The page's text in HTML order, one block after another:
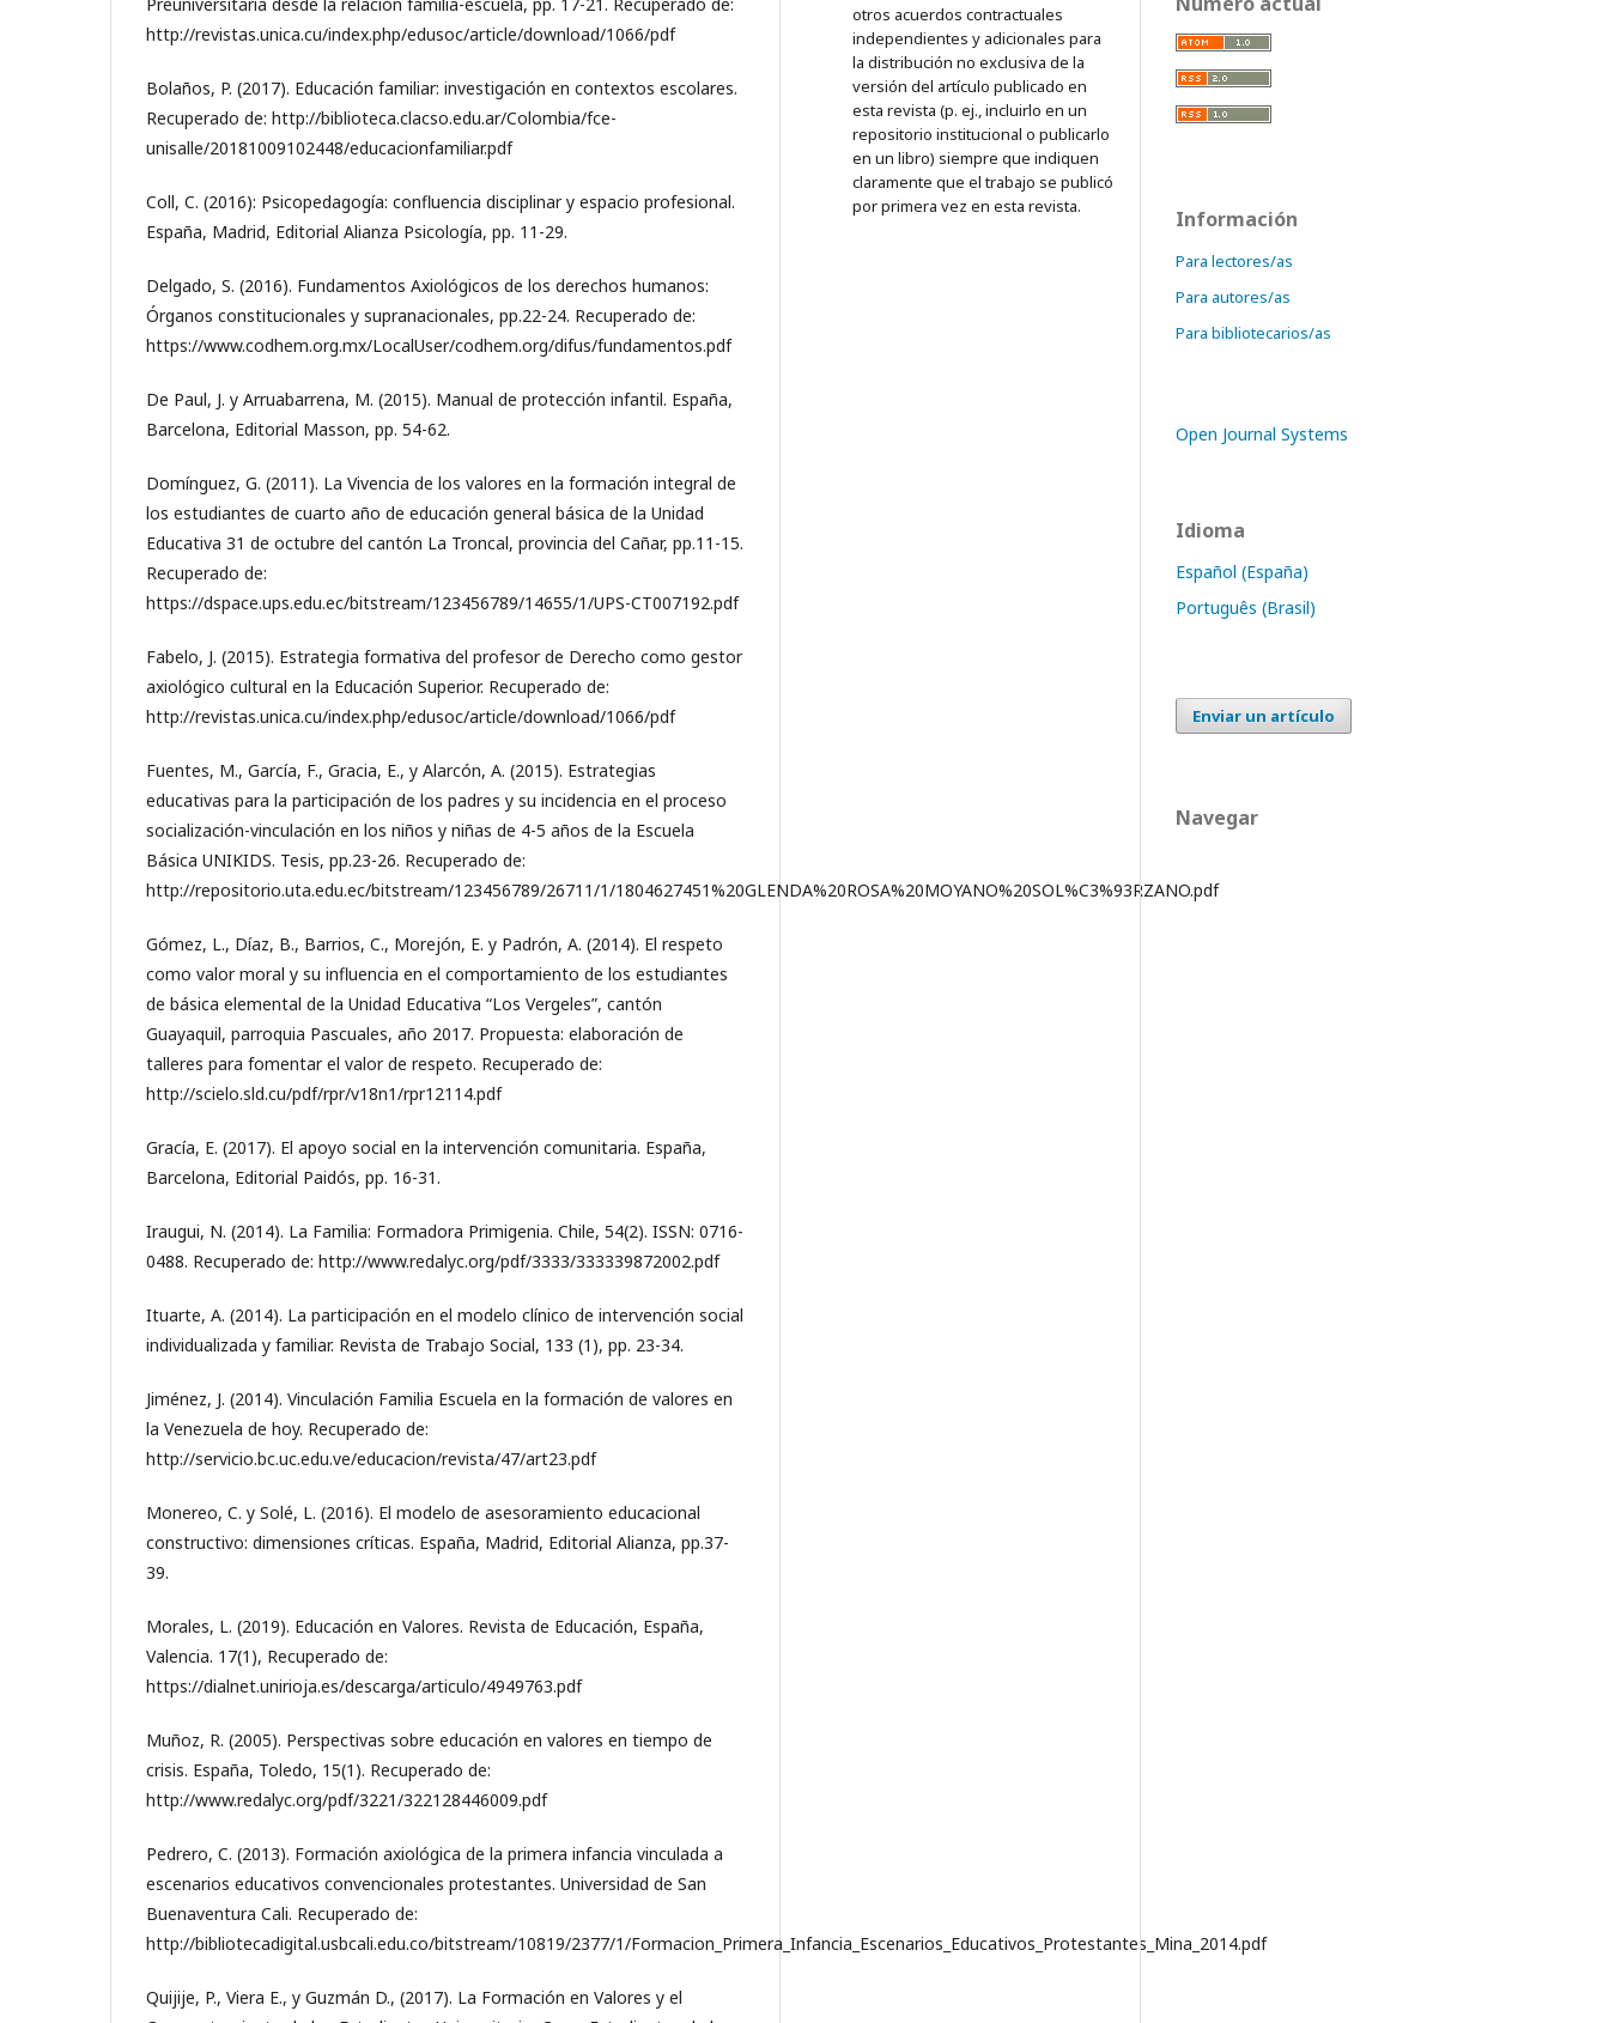
http://revistas.unica.cu/index.php/edusoc/article/download/1066/pdf
Bolaños, P. (2017). Educación familiar: investigación en contextos escolares.
Recuperado de: http://biblioteca.clacso.edu.ar/Colombia/fce-
unisalle/20181009102448/educacionfamiliar.pdf
Coll, C. (2016): Psicopedagogía: confluencia disciplinar y espacio profesional.
España, Madrid, Editorial Alianza Psicología, pp. 11-29.
Delgado, S. (2016). Fundamentos Axiológicos de los derechos humanos:
Órganos constitucionales y supranacionales, pp.22-24. Recuperado de:
https://www.codhem.org.mx/LocalUser/codhem.org/difus/fundamentos.pdf
De Paul, J. y Arruabarrena, M. (2015). Manual de protección infantil. España,
Barcelona, Editorial Masson, pp. 54-62.
Domínguez, G. (2011). La Vivencia de los valores en la formación integral de
los estudiantes de cuarto año de educación general básica de la Unidad
Educativa 31 de octubre del cantón La Troncal, provincia del Cañar, pp.11-15.
Recuperado de:
https://dspace.ups.edu.ec/bitstream/123456789/14655/1/UPS-CT007192.pdf
Fabelo, J. (2015). Estrategia formativa del profesor de Derecho como gestor
axiológico cultural en la Educación Superior. Recuperado de:
http://revistas.unica.cu/index.php/edusoc/article/download/1066/pdf
Fuentes, M., García, F., Gracia, E., y Alarcón, A. (2015). Estrategias
educativas para la participación de los padres y su incidencia en el proceso
socialización-vinculación en los niños y niñas de 4-5 años de la Escuela
Básica UNIKIDS. Tesis, pp.23-26. Recuperado de:
http://repositorio.uta.edu.ec/bitstream/123456789/26711/1/1804627451%20GLENDA%20ROSA%20MOYANO%20SOL%C3%93RZANO.pdf
Gómez, L., Díaz, B., Barrios, C., Morejón, E. y Padrón, A. (2014). El respeto
como valor moral y su influencia en el comportamiento de los estudiantes
de básica elemental de la Unidad Educativa “Los Vergeles”, cantón
Guayaquil, parroquia Pascuales, año 2017. Propuesta: elaboración de
talleres para fomentar el valor de respeto. Recuperado de:
http://scielo.sld.cu/pdf/rpr/v18n1/rpr12114.pdf
Gracía, E. (2017). El apoyo social en la intervención comunitaria. España,
Barcelona, Editorial Paidós, pp. 16-31.
Iraugui, N. (2014). La Familia: Formadora Primigenia. Chile, 54(2). ISSN: 0716-
0488. Recuperado de: http://www.redalyc.org/pdf/3333/333339872002.pdf
Ituarte, A. (2014). La participación en el modelo clínico de intervención social
individualizada y familiar. Revista de Trabajo Social, 133 (1), pp. 23-34.
Jiménez, J. (2014). Vinculación Familia Escuela en la formación de valores en
la Venezuela de hoy. Recuperado de:
http://servicio.bc.uc.edu.ve/educacion/revista/47/art23.pdf
Monereo, C. y Solé, L. (2016). El modelo de asesoramiento educacional
constructivo: dimensiones críticas. España, Madrid, Editorial Alianza, pp.37-
39.
Morales, L. (2019). Educación en Valores. Revista de Educación, España,
Valencia. 17(1), Recuperado de:
https://dialnet.unirioja.es/descarga/articulo/4949763.pdf
Muñoz, R. (2005). Perspectivas sobre educación en valores en tiempo de
crisis. España, Toledo, 15(1). Recuperado de:
http://www.redalyc.org/pdf/3221/322128446009.pdf
Pedrero, C. (2013). Formación axiológica de la primera infancia vinculada a
escenarios educativos convencionales protestantes. Universidad de San
Buenaventura Cali. Recuperado de:
http://bibliotecadigital.usbcali.edu.co/bitstream/10819/2377/1/Formacion_Primera_Infancia_Escenarios_Educativos_Protestantes_Mina_2014.pdf
Quijije, P., Viera E., y Guzmán D., (2017). La Formación en Valores y el
otros acuerdos contractuales
independientes y adicionales para
la distribución no exclusiva de la
versión del artículo publicado en
esta revista (p. ej., incluirlo en un
repositorio institucional o publicarlo
en un libro) siempre que indiquen
claramente que el trabajo se publicó
por primera vez en esta revista.
Información
Para lectores/as
Para autores/as
Para bibliotecarios/as
Open Journal Systems
Idioma
Español (España)
Português (Brasil)
Enviar un artículo
Navegar